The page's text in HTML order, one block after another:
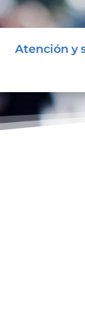
Atención y